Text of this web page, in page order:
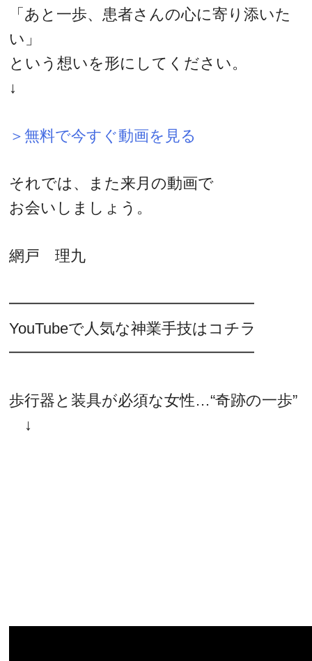
「あと一歩、患者さんの心に寄り添いた
い」
という想いを形にしてください。
↓
＞無料で今すぐ動画を見る
それでは、また来月の動画で
お会いしましょう。
網戸 理九
━━━━━━━━━━━━━━━━
YouTubeで人気な神業手技はコチラ
━━━━━━━━━━━━━━━━
歩行器と装具が必須な女性…“奇跡の一歩”
↓